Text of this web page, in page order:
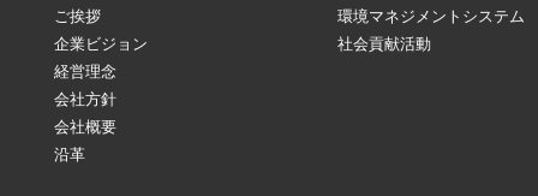
ご挨拶
企業ビジョン
経営理念
会社方針
会社概要
沿革
環境マネジメントシステム
社会貢献活動